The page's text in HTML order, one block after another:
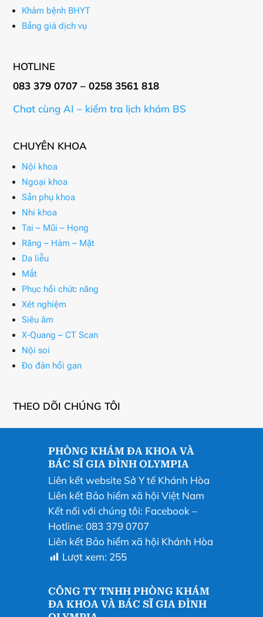
Khám bệnh BHYT
Bảng giá dịch vụ
HOTLINE
083 379 0707 – 0258 3561 818
Chat cùng AI – kiểm tra lịch khám BS
CHUYÊN KHOA
Nội khoa
Ngoại khoa
Sản phụ khoa
Nhi khoa
Tai – Mũi – Họng
Răng – Hàm – Mặt
Da liễu
Mắt
Phục hồi chức năng
Xét nghiệm
Siêu âm
X-Quang – CT Scan
Nội soi
Đo đàn hồi gan
THEO DÕI CHÚNG TÔI
PHÒNG KHÁM ĐA KHOA VÀ
BÁC SĨ GIA ĐÌNH OLYMPIA
Liên kết website Sở Y tế Khánh Hòa
Liên kết Bảo hiểm xã hội Việt Nam
Kết nối với chúng tôi: Facebook –
Hotline: 083 379 0707
Liên kết Bảo hiểm xã hội Khánh Hòa
Lượt xem: 255
CÔNG TY TNHH PHÒNG KHÁM
ĐA KHOA VÀ BÁC SĨ GIA ĐÌNH